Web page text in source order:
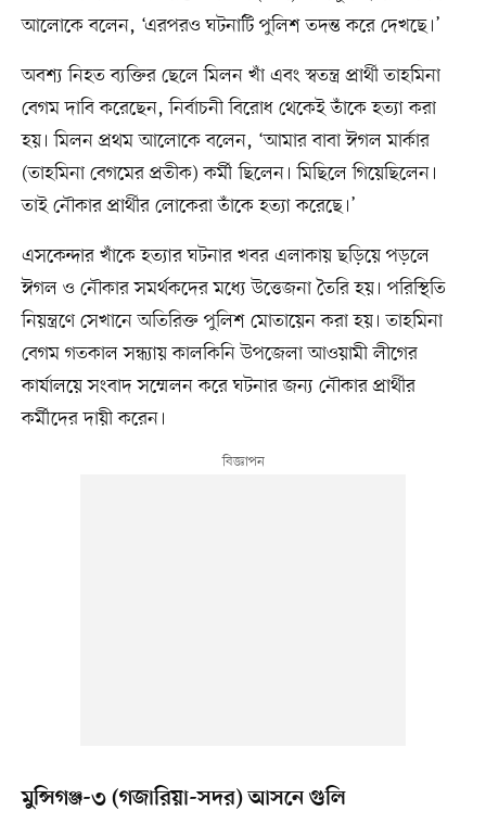
আলোকে বলেন, ‘এরপরও ঘটনাটি পুলিশ তদন্ত করে দেখছে।’
অবশ্য নিহত ব্যক্তির ছেলে মিলন খাঁ এবং স্বতন্ত্র প্রার্থী তাহমিনা
বেগম দাবি করেছেন, নির্বাচনী বিরোধ থেকেই তাঁকে হত্যা করা
হয়। মিলন প্রথম আলোকে বলেন, ‘আমার বাবা ঈগল মার্কার
(তাহমিনা বেগমের প্রতীক) কর্মী ছিলেন। মিছিলে গিয়েছিলেন।
তাই নৌকার প্রার্থীর লোকেরা তাঁকে হত্যা করেছে।’
এসকেন্দার খাঁকে হত্যার ঘটনার খবর এলাকায় ছড়িয়ে পড়লে
ঈগল ও নৌকার সমর্থকদের মধ্যে উত্তেজনা তৈরি হয়। পরিস্থিতি
নিয়ন্ত্রণে সেখানে অতিরিক্ত পুলিশ মোতায়েন করা হয়। তাহমিনা
বেগম গতকাল সন্ধ্যায় কালকিনি উপজেলা আওয়ামী লীগের
কার্যালয়ে সংবাদ সম্মেলন করে ঘটনার জন্য নৌকার প্রার্থীর
কর্মীদের দায়ী করেন।
মুন্সিগঞ্জ-৩ (গজারিয়া-সদর) আসনে গুলি